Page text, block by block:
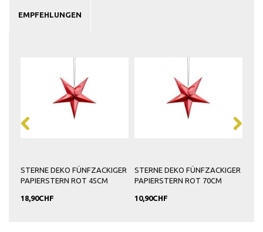
EMPFEHLUNGEN
STERNE DEKO FÜNFZACKIGER
PAPIERSTERN ROT 45CM
18,90CHF
STERNE DEKO FÜNFZACKIGER
PAPIERSTERN ROT 70CM
10,90CHF